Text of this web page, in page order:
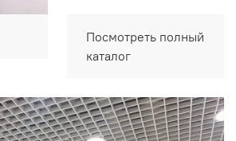
Посмотреть полный
каталог